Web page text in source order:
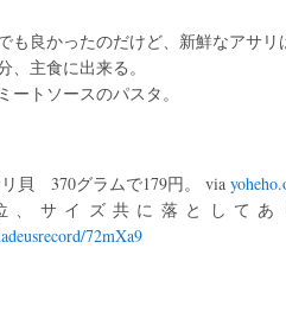
も良かったのだけど、新鮮なアサリ
、主食に出来る。
ートソースのパスタ。
貝 370グラムで179円。 via
、サイズ共に落としてあ
72mXa9